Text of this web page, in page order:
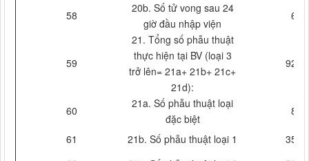
58
20b. Số tử vong sau 24
giờ đầu nhập viện
6
59
21. Tổng số phẫu thuật
thực hiện tại BV (loại 3
trở lên= 21a+ 21b+ 21c+
21d):
924
60
21a. Số phẫu thuật loại
đặc biệt
8
61 21b. Số phẫu thuật loại 1
354